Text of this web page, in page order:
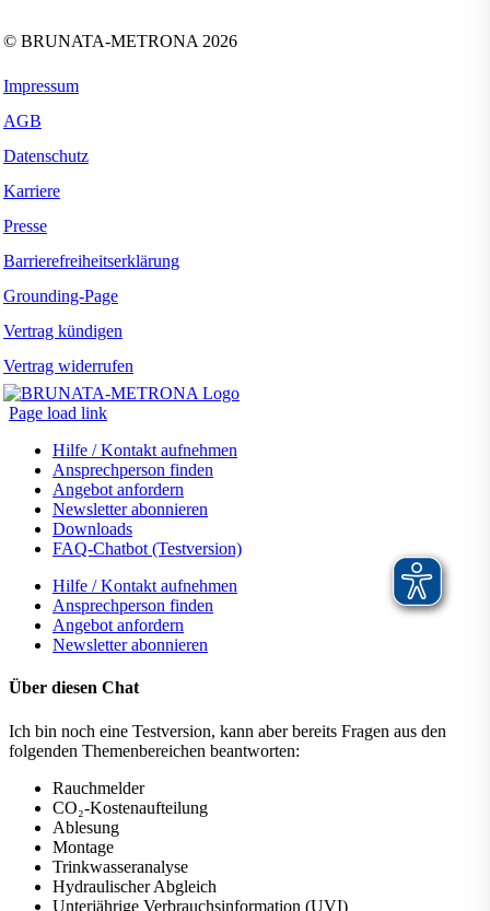
© BRUNATA-METRONA 2026
Impressum
AGB
Datenschutz
Karriere
Presse
Barrierefreiheitserklärung
Grounding-Page
Vertrag kündigen
Vertrag widerrufen
Page load link
Hilfe / Kontakt aufnehmen
Ansprechperson finden
Angebot anfordern
Newsletter abonnieren
Downloads
FAQ-Chatbot (Testversion)
Hilfe / Kontakt aufnehmen
Ansprechperson finden
Angebot anfordern
Newsletter abonnieren
Über diesen Chat
Ich bin noch eine Testversion, kann aber bereits Fragen aus den
folgenden Themenbereichen beantworten:
Rauchmelder
CO₂-Kostenaufteilung
Ablesung
Montage
Trinkwasseranalyse
Hydraulischer Abgleich
Unterjährige Verbrauchsinformation (UVI)